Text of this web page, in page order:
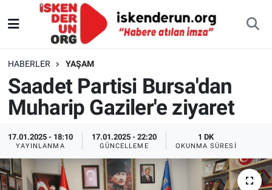
HABERLER YAŞAM
Saadet Partisi Bursa'dan
Muharip Gaziler'e ziyaret
17.01.2025 - 18:10
YAYINLANMA
17.01.2025 - 22:20
GÜNCELLEME
1 DK
OKUNMA SÜRESI